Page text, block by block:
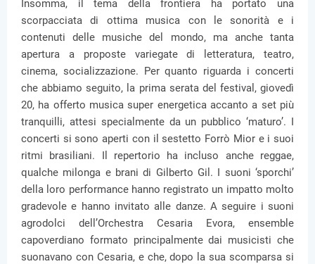
Insomma, il tema della frontiera ha portato una
scorpacciata di ottima musica con le sonorità e i
contenuti delle musiche del mondo, ma anche tanta
apertura a proposte variegate di letteratura, teatro,
cinema, socializzazione. Per quanto riguarda i concerti
che abbiamo seguito, la prima serata del festival, giovedì
20, ha offerto musica super energetica accanto a set più
tranquilli, attesi specialmente da un pubblico ‘maturo’. I
concerti si sono aperti con il sestetto Forrò Mior e i suoi
ritmi brasiliani. Il repertorio ha incluso anche reggae,
qualche milonga e brani di Gilberto Gil. I suoni ‘sporchi’
della loro performance hanno registrato un impatto molto
gradevole e hanno invitato alle danze. A seguire i suoni
agrodolci dell’Orchestra Cesaria Evora, ensemble
capoverdiano formato principalmente dai musicisti che
suonavano con Cesaria, e che, dopo la sua scomparsa si